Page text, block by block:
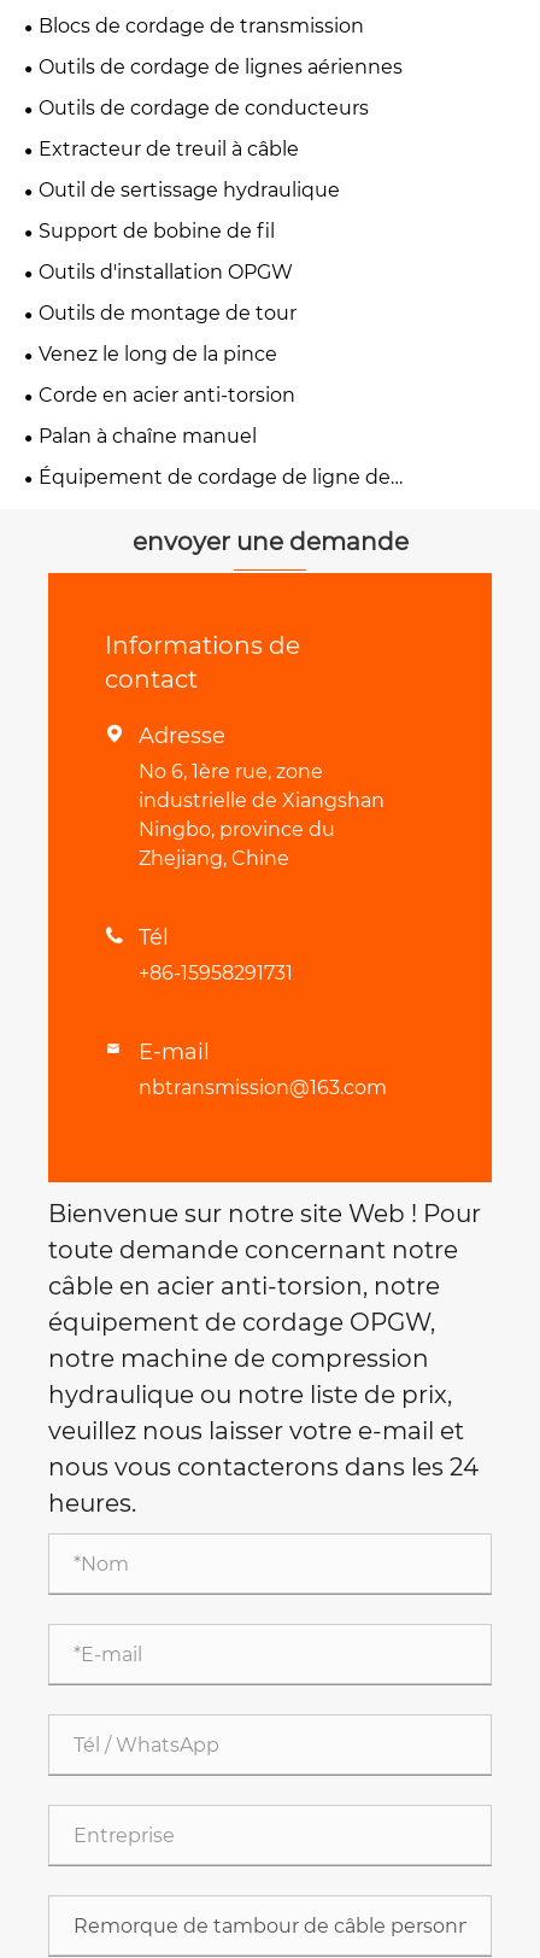
Blocs de cordage de transmission
Outils de cordage de lignes aériennes
Outils de cordage de conducteurs
Extracteur de treuil à câble
Outil de sertissage hydraulique
Support de bobine de fil
Outils d'installation OPGW
Outils de montage de tour
Venez le long de la pince
Corde en acier anti-torsion
Palan à chaîne manuel
Équipement de cordage de ligne de
envoyer une demande
Informations de
contact
 Adresse
No 6, 1ère rue, zone
industrielle de Xiangshan
Ningbo, province du
Zhejiang, Chine
 Tél
+86-15958291731
 E-mail
nbtransmission@163.com
Bienvenue sur notre site Web ! Pour
toute demande concernant notre
câble en acier anti-torsion, notre
équipement de cordage OPGW,
notre machine de compression
hydraulique ou notre liste de prix,
veuillez nous laisser votre e-mail et
nous vous contacterons dans les 24
heures.